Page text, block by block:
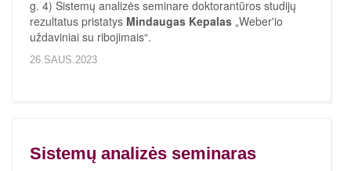
g. 4) Sistemų analizės seminare doktorantūros studijų
rezultatus pristatys Mindaugas Kepalas „Weber'io
uždaviniai su ribojimais“.
26.SAUS.2023
Sistemų analizės seminaras